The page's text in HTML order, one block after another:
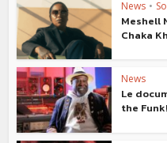
News •
Meshell
Chaka
News
Le
the